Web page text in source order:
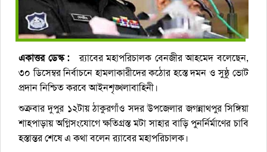
একাত্তর ডেস্ক : র‌্যাবের মহাপরিচালক বেনজীর আহমেদ বলেছেন,
৩০ ডিসেম্বর নির্বাচনে হামলাকারীদের কঠোর হস্তে দমন ও সুষ্ঠু ভোট
প্রদান নিশ্চিত করবে আইনশৃঙ্খলাবাহিনী।
শুক্রবার দুপুর ১২টায় ঠাকুরগাঁও সদর উপজেলার জগন্নাথপুর সিঙ্গিয়া
শাহপাড়ায় অগ্নিসংযোগে ক্ষতিগ্রস্ত মটা সাহার বাড়ি পুনর্নির্মাণের চাবি
হস্তান্তর শেষে এ কথা বলেন র‌্যাবের মহাপরিচালক।